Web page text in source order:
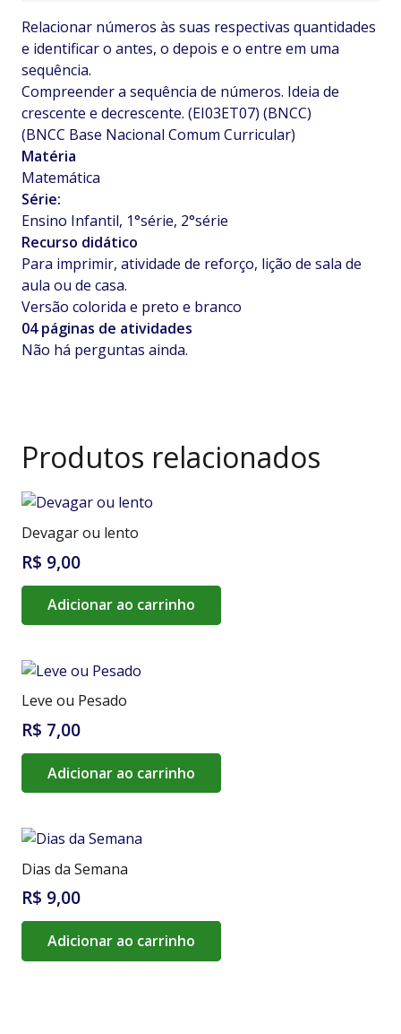
Relacionar números às suas respectivas quantidades
e identificar o antes, o depois e o entre em uma
sequência.
Compreender a sequência de números. Ideia de
crescente e decrescente. (EI03ET07) (BNCC)
(BNCC Base Nacional Comum Curricular)
Matéria
Matemática
Série:
Ensino Infantil, 1°série, 2°série
Recurso didático
Para imprimir, atividade de reforço, lição de sala de
aula ou de casa.
Versão colorida e preto e branco
04 páginas de atividades
Não há perguntas ainda.
Produtos relacionados
Devagar ou lento
R$ 9,00
Adicionar ao carrinho
Leve ou Pesado
R$ 7,00
Adicionar ao carrinho
Dias da Semana
R$ 9,00
Adicionar ao carrinho